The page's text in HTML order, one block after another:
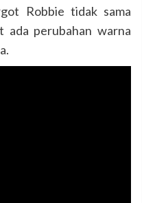
Robbie tidak sama
ada perubahan warna